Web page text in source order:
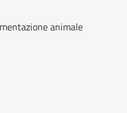
animale